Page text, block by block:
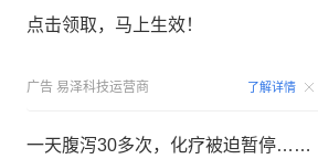
点击领取，马上生效！
广告 易泽科技运营商 了解详情
一天腹泻30多次，化疗被迫暂停……